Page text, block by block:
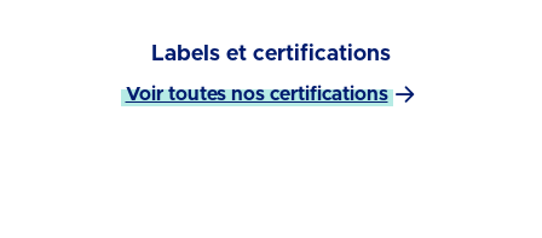
Labels et certifications
Voir toutes nos certifications